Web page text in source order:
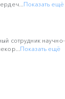
Показать ещё
сотрудник научно-
Показать ещё